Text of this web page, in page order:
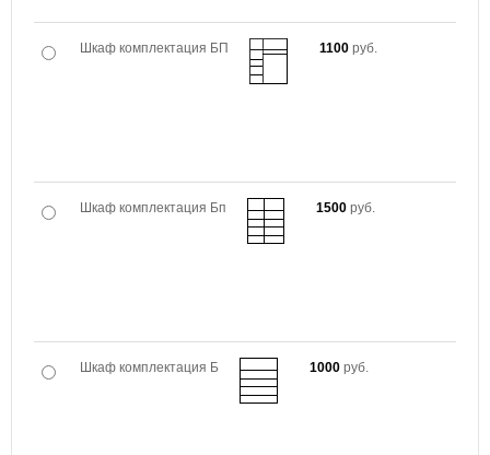
Шкаф комплектация БП 1100 руб.
Шкаф комплектация Бп 1500 руб.
Шкаф комплектация Б 1000 руб.